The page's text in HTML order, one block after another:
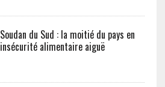
Soudan du Sud : la moitié du pays en
insécurité alimentaire aiguë